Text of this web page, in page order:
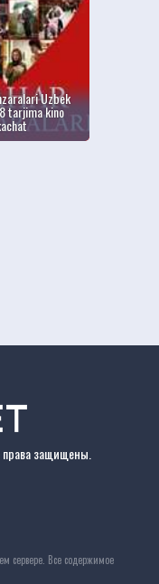
Uzbek
tarjima kino
защищены.
сервере. Все содержимое